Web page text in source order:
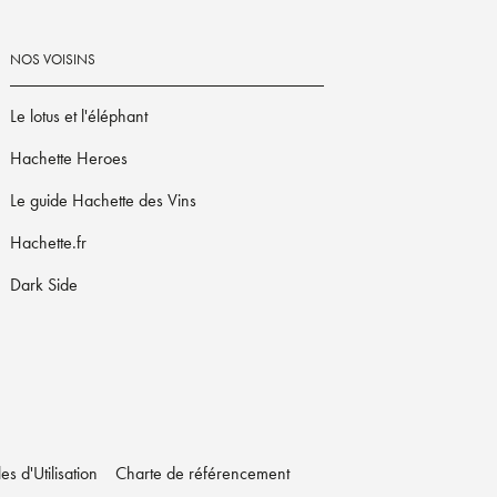
NOS VOISINS
Le lotus et l'éléphant
Hachette Heroes
Le guide Hachette des Vins
Hachette.fr
Dark Side
d'Utilisation Charte de référencement